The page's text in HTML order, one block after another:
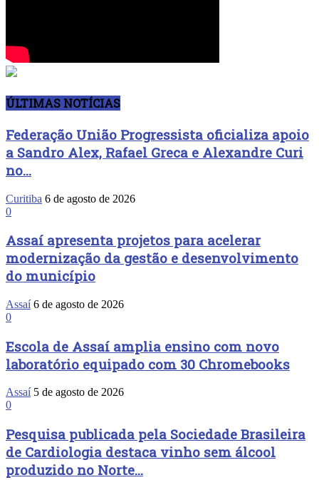
ÚLTIMAS NOTÍCIAS
Federação União Progressista oficializa apoio
a Sandro Alex, Rafael Greca e Alexandre Curi
no...
Curitiba 6 de agosto de 2026
0
Assaí apresenta projetos para acelerar
modernização da gestão e desenvolvimento
do município
Assaí 6 de agosto de 2026
0
Escola de Assaí amplia ensino com novo
laboratório equipado com 30 Chromebooks
Assaí 5 de agosto de 2026
0
Pesquisa publicada pela Sociedade Brasileira
de Cardiologia destaca vinho sem álcool
produzido no Norte...